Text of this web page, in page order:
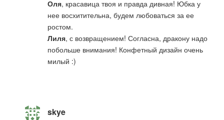
Оля, красавица твоя и правда дивная! Юбка у
нее восхитительна, будем любоваться за ее
ростом.
Лиля, с возвращением! Согласна, дракону надо
побольше внимания! Конфетный дизайн очень
милый :)
skye